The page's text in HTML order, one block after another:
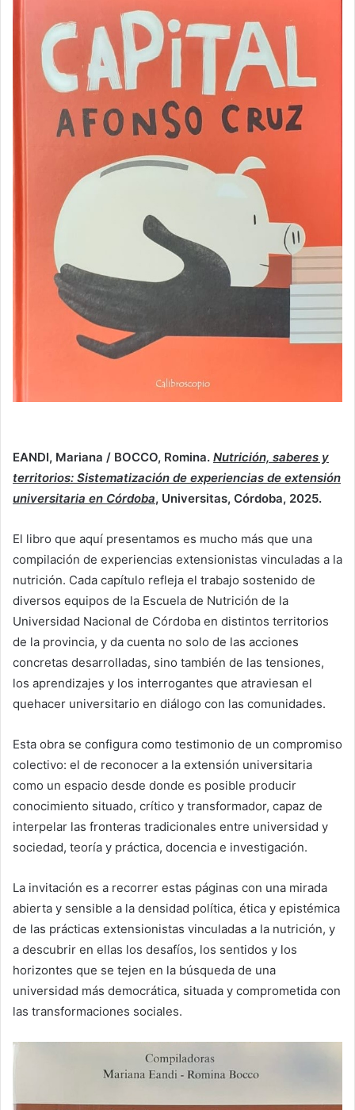
EANDI, Mariana / BOCCO, Romina. Nutrición, saberes y
territorios: Sistematización de experiencias de extensión
universitaria en Córdoba, Universitas, Córdoba, 2025.
El libro que aquí presentamos es mucho más que una
compilación de experiencias extensionistas vinculadas a la
nutrición. Cada capítulo refleja el trabajo sostenido de
diversos equipos de la Escuela de Nutrición de la
Universidad Nacional de Córdoba en distintos territorios
de la provincia, y da cuenta no solo de las acciones
concretas desarrolladas, sino también de las tensiones,
los aprendizajes y los interrogantes que atraviesan el
quehacer universitario en diálogo con las comunidades.
Esta obra se configura como testimonio de un compromiso
colectivo: el de reconocer a la extensión universitaria
como un espacio desde donde es posible producir
conocimiento situado, crítico y transformador, capaz de
interpelar las fronteras tradicionales entre universidad y
sociedad, teoría y práctica, docencia e investigación.
La invitación es a recorrer estas páginas con una mirada
abierta y sensible a la densidad política, ética y epistémica
de las prácticas extensionistas vinculadas a la nutrición, y
a descubrir en ellas los desafíos, los sentidos y los
horizontes que se tejen en la búsqueda de una
universidad más democrática, situada y comprometida con
las transformaciones sociales.